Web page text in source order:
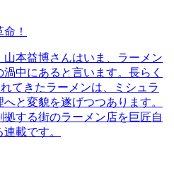
！
山本益博さんはいま、ラーメン
中にあると言います。長らく
てきたラーメンは、ミシュラ
と変貌を遂げつつあります。
する街のラーメン店を巨匠自
載です。